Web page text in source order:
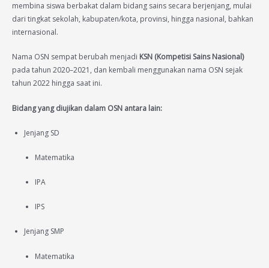
membina siswa berbakat dalam bidang sains secara berjenjang, mulai
dari tingkat sekolah, kabupaten/kota, provinsi, hingga nasional, bahkan
internasional.
Nama OSN sempat berubah menjadi KSN (Kompetisi Sains Nasional)
pada tahun 2020–2021, dan kembali menggunakan nama OSN sejak
tahun 2022 hingga saat ini.
Bidang yang diujikan dalam OSN antara lain:
Jenjang SD
Matematika
IPA
IPS
Jenjang SMP
Matematika